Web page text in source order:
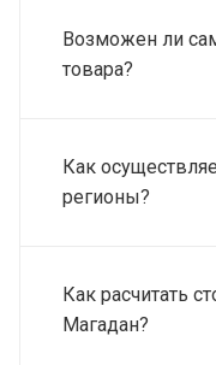
Возможен ли
товара?
Как
регионы?
Как расчитать
Магадан?